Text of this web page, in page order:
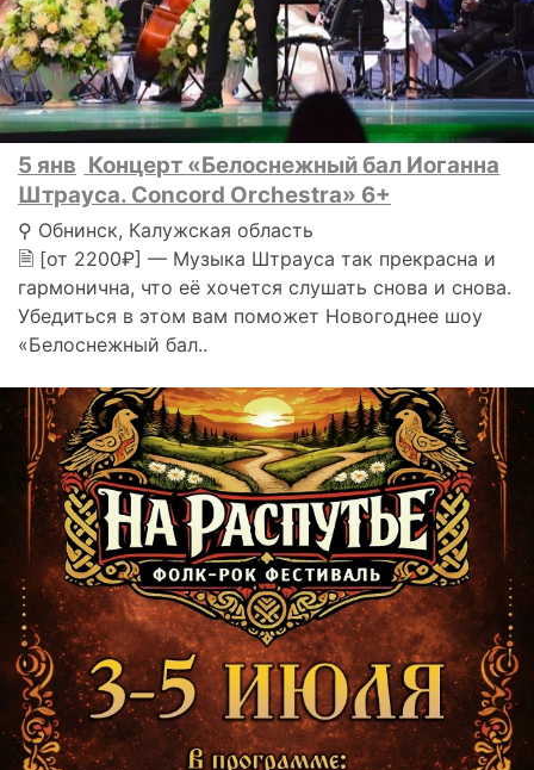
5 янв Концерт «Белоснежный бал Иоганна
Штрауса. Concord Orchestra» 6+
⚲ Обнинск, Калужская область
🗎 [от 2200₽] — Музыка Штрауса так прекрасна и
гармонична, что её хочется слушать снова и снова.
Убедиться в этом вам поможет Новогоднее шоу
«Белоснежный бал..